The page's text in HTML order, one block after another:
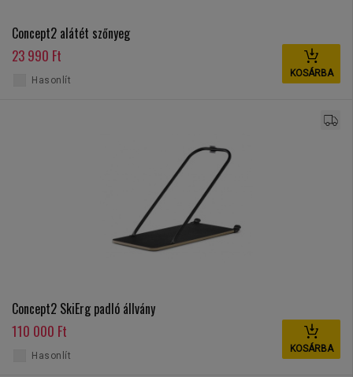
Concept2 alátét szőnyeg
23 990 Ft
KOSÁRBA
Hasonlít
Concept2 SkiErg padló állvány
110 000 Ft
KOSÁRBA
Hasonlít